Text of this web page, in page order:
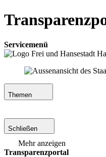
Servicemenü
Themen
Schließen
Mehr anzeigen
Transparenzportal